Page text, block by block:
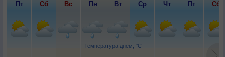
Температура днём, °C
Пт Сб Вс Пн Вт Ср Чт Пт Сб